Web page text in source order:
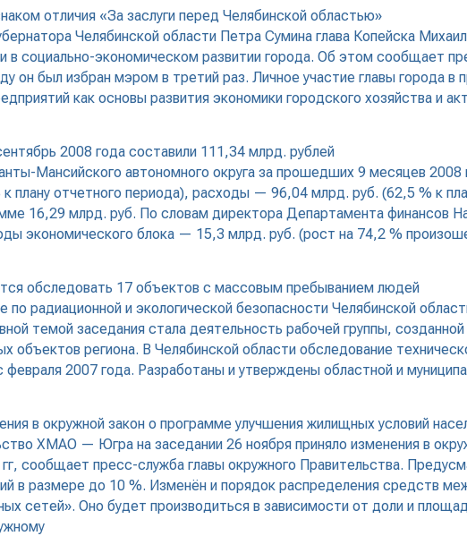
отличия «За заслуги перед Челябинской областью»
Челябинской области Петра Сумина глава Копейска
в социально-экономическом развитии города. Об этом сообщает
он был избран мэром в третий раз. Личное участие главы города в
как основы развития экономики городского хозяйства и
2008 года составили 111,34 млрд. рублей
Мансийского автономного округа за прошедших 9 месяцев 2008
отчетного периода), расходы — 96,04 млрд. руб. (62,5 % к
16,29 млрд. руб. По словам директора Департамента финансов
экономического блока — 15,3 млрд. руб. (рост на 74,2 %
обследовать 17 объектов с массовым пребыванием людей
радиационной и экологической безопасности Челябинской
темой заседания стала деятельность рабочей группы,
объектов региона. В Челябинской области обследование
2007 года. Разработаны и утверждены областной и
в окружной закон о программе улучшения жилищных условий
ХМАО — Югра на заседании 26 ноября приняло изменения в
сообщает пресс-служба главы окружного Правительства.
в размере до 10 %. Изменён и порядок распределения средств
сетей». Оно будет производиться в зависимости от доли и